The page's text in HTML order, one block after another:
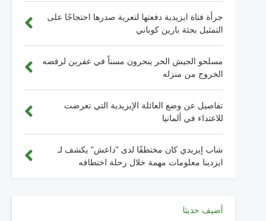
جرأة فتاة ايزيدية دفعتها لتعرية صدرها احتجاجًا على
التمثيل بجثة بارين كوباني
مسلحو الجيش الحر ينحرون مسناً في عفرين لرفضه
الخروج من منزله
تفاصيل عن وضع العائلة الإيزيدية التي تعرضت
للاعتداء في ألمانيا
شاب إيزيدي كان مختطفًا لدى "داعش" يكشف لـ
ايزدينا معلومات مهمة خلال رحلة اختطافه
أضيف حديثا